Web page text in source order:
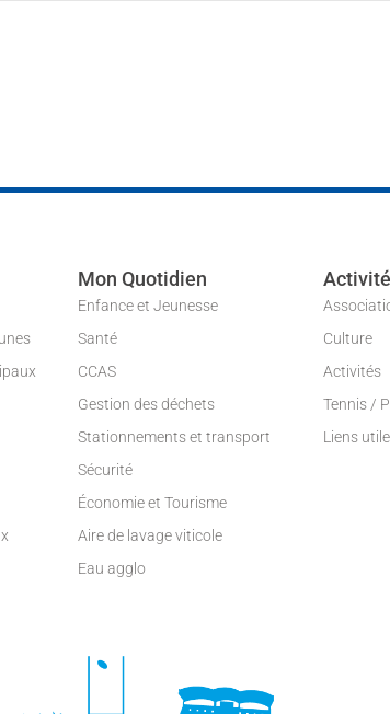
Mon Quotidien
Enfance et Jeunesse
Santé
CCAS
Gestion des déchets
Stationnements et transport
Sécurité
Économie et Tourisme
Aire de lavage viticole
Eau agglo
Culture
Activités
Tennis /
Liens